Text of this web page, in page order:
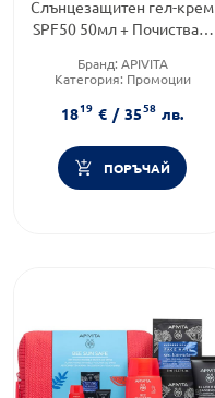
Слънцезащитен гел-крем
SPF50 50мл + Почистващ
2х8мл
Бранд: APIVITA
Категория: Промоции
комплект
1819 € / 3558 лв.
ПОРЪЧАЙ